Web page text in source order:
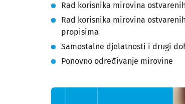
Rad korisnika mirovina
Rad korisnika mirovina
propisima
Samostalne djelatnosti i drugi
Ponovno određivanje mirovine